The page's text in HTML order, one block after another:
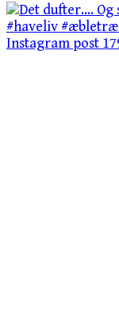
Instagram post